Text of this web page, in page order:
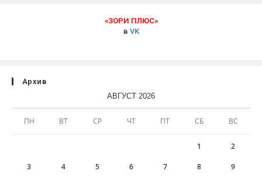
«ЗОРИ ПЛЮС»
в VK
Архив
АВГУСТ 2026
ПН ВТ СР ЧТ ПТ СБ ВС
1 2
3 4 5 6 7 8 9